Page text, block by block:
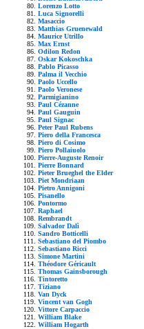
Lorenzo Lotto
Luca Signorelli
Masaccio
Matthias Gruenewald
Maurice Utrillo
Max Ernst
Odilon Redon
Oskar Kokoschka
Pablo Picasso
Palma il Vecchio
Paolo Uccello
Paolo Veronese
Parmigianino
Paul Cézanne
Paul Gauguin
Paul Signac
Peter Paul Rubens
Piero della Francesca
Piero di Cosimo
Piero Pollaiuolo
Pierre-Auguste Renoir
Pierre Bonnard
Pieter Brueghel the Elder
Piet Mondriaan
Pietro Annigoni
Pisanello
Pontormo
Raphael
Rembrandt
Salvador Dalì
Sandro Botticelli
Sebastiano del Piombo
Sebastiano Ricci
Simone Martini
Théodore Géricault
Thomas Gainsborough
Tintoretto
Tiziano
Van Dyck
Vincent van Gogh
Vittore Carpaccio
William Blake
William Hogarth